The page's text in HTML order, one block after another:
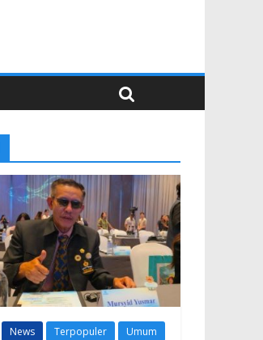
News Terpopuler Umum